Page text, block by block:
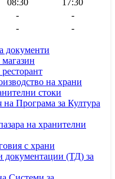
08:30
17:30
-
-
- -
документи
на храни
стоки
Програма за Култура
на хранителни
с храни
документации (ТД) за